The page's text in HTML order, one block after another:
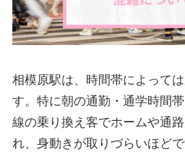
相模原駅は、時間帯によって
す。特に朝の通勤・通学時間
線の乗り換え客でホームや通
れ、身動きが取りづらいほど